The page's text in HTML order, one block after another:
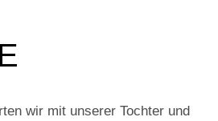
wir mit unserer Tochter und